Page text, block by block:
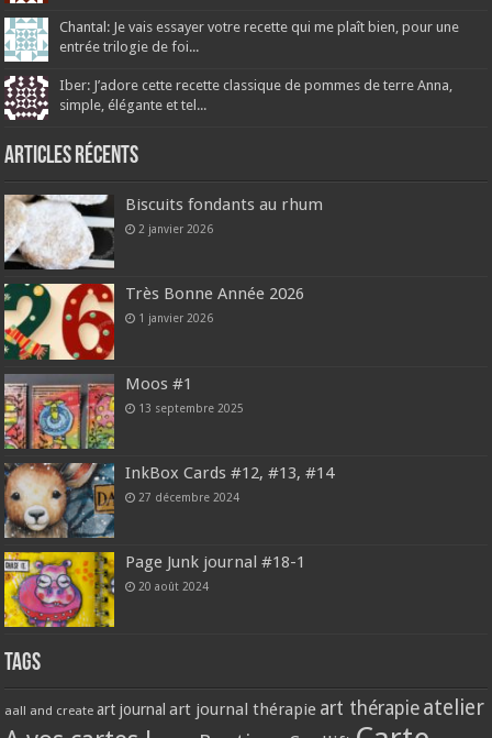
Chantal: Je vais essayer votre recette qui me plaît bien, pour une
entrée trilogie de foi...
Iber: J’adore cette recette classique de pommes de terre Anna,
simple, élégante et tel...
Articles récents
Biscuits fondants au rhum
2 janvier 2026
Très Bonne Année 2026
1 janvier 2026
Moos #1
13 septembre 2025
InkBox Cards #12, #13, #14
27 décembre 2024
Page Junk journal #18-1
20 août 2024
Tags
aall and create art journal art journal thérapie art thérapie atelier